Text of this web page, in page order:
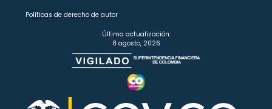
Políticas de derecho de autor
Última actualización:
8 agosto, 2026